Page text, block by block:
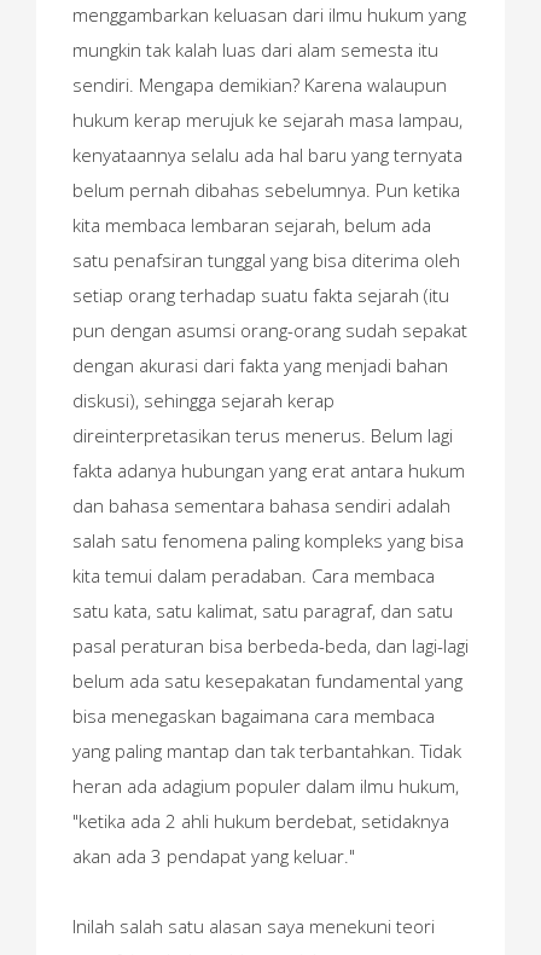
menggambarkan keluasan dari ilmu hukum yang
mungkin tak kalah luas dari alam semesta itu
sendiri. Mengapa demikian? Karena walaupun
hukum kerap merujuk ke sejarah masa lampau,
kenyataannya selalu ada hal baru yang ternyata
belum pernah dibahas sebelumnya. Pun ketika
kita membaca lembaran sejarah, belum ada
satu penafsiran tunggal yang bisa diterima oleh
setiap orang terhadap suatu fakta sejarah (itu
pun dengan asumsi orang-orang sudah sepakat
dengan akurasi dari fakta yang menjadi bahan
diskusi), sehingga sejarah kerap
direinterpretasikan terus menerus. Belum lagi
fakta adanya hubungan yang erat antara hukum
dan bahasa sementara bahasa sendiri adalah
salah satu fenomena paling kompleks yang bisa
kita temui dalam peradaban. Cara membaca
satu kata, satu kalimat, satu paragraf, dan satu
pasal peraturan bisa berbeda-beda, dan lagi-lagi
belum ada satu kesepakatan fundamental yang
bisa menegaskan bagaimana cara membaca
yang paling mantap dan tak terbantahkan. Tidak
heran ada adagium populer dalam ilmu hukum,
"ketika ada 2 ahli hukum berdebat, setidaknya
akan ada 3 pendapat yang keluar."
Inilah salah satu alasan saya menekuni teori